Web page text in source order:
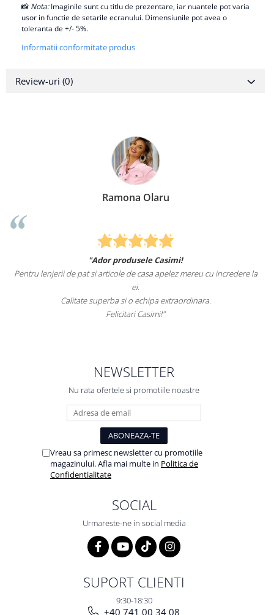
📸 Nota:Imaginile sunt cu titlu de prezentare, iar nuantele pot varia
usor in functie de setarile ecranului. Dimensiunile pot avea o
toleranta de +/- 5%.
Informatii conformitate produs
Review-uri (0)
Ramona Olaru
"Ador produsele Casimi!
Pentru lenjerii de pat si articole de casa apelez mereu cu incredere la
ei.
Calitate superba si o echipa extraordinara.
Felicitari Casimi!"
NEWSLETTER
Nu rata ofertele si promotiile noastre
Vreau sa primesc newsletter cu promotiile
magazinului. Afla mai multe in Politica de
Confidentialitate
SOCIAL
Urmareste-ne in social media
SUPORT CLIENTI
9:30-18:30
+40 741 00 34 08